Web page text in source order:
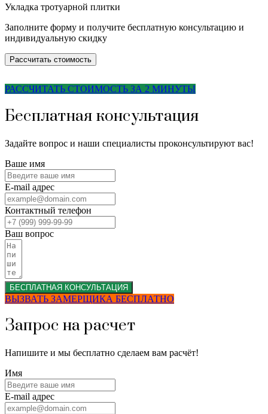
Укладка тротуарной плитки
Заполните форму и получите бесплатную консультацию и
индивидуальную скидку
Рассчитать стоимость
РАССЧИТАТЬ СТОИМОСТЬ ЗА 2 МИНУТЫ
Бесплатная консультация
Задайте вопрос и наши специалисты проконсультируют вас!
Ваше имя
E-mail адрес
Контактный телефон
Ваш вопрос
БЕСПЛАТНАЯ КОНСУЛЬТАЦИЯ
ВЫЗВАТЬ ЗАМЕРЩИКА БЕСПЛАТНО
Запрос на расчет
Напишите и мы бесплатно сделаем вам расчёт!
Имя
E-mail адрес